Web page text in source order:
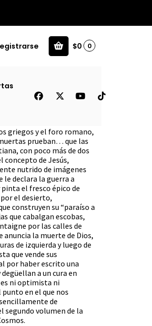
$0 0
griegos y el foro romano,
prueban… que las
con poco más de dos
concepto de Jesús,
nutrido de imágenes
le declara la guerra a
el fresco épico de
el desierto,
construyen su “paraíso a
que cabalgan escobas,
por las calles de
anuncia la muerte de Dios,
de izquierda y luego de
que vende sus
por haber escrito una
a un cura en
ni optimista ni
en el que nos
de
segundo volumen de la